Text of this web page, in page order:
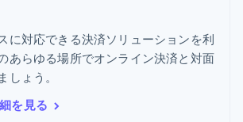
に対応できる決済ソリューションを利
あらゆる場所でオンライン決済と対面
しょう。
を見る